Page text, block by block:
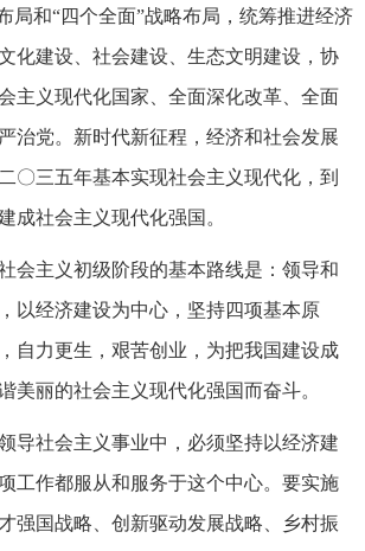
局和“四个全面”战略布局，统筹推进经济
化建设、社会建设、生态文明建设，协
主义现代化国家、全面深化改革、全面
治党。新时代新征程，经济和社会发展
〇三五年基本实现社会主义现代化，到
成社会主义现代化强国。
会主义初级阶段的基本路线是：领导和
以经济建设为中心，坚持四项基本原
自力更生，艰苦创业，为把我国建设成
美丽的社会主义现代化强国而奋斗。
导社会主义事业中，必须坚持以经济建
工作都服从和服务于这个中心。要实施
强国战略、创新驱动发展战略、乡村振